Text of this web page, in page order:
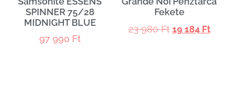
SPINNER 75/28
MIDNIGHT BLUE
97 990 Ft
Fekete
23 980Ft 19 184 Ft